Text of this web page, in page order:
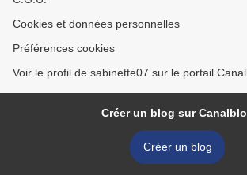
Cookies et données personnelles
Préférences cookies
Voir le profil de sabinette07 sur le portail
Créer un blog sur
Créer un blog